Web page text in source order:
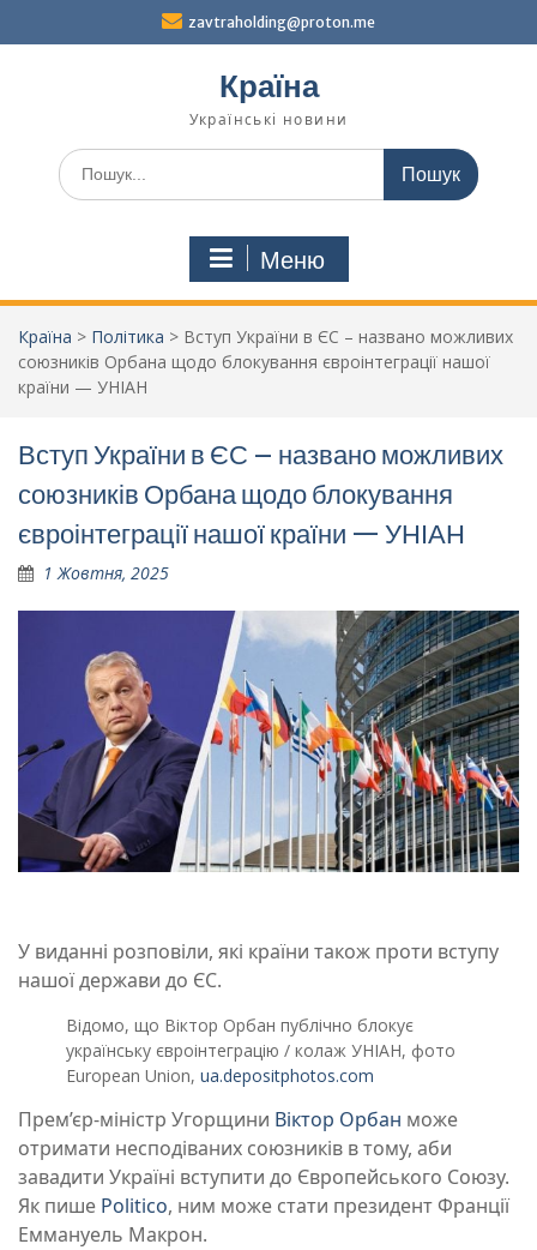
zavtraholding@proton.me
Країна
Українські новини
Шукати:
Меню
Країна > Політика > Вступ України в ЄС – названо можливих
союзників Орбана щодо блокування євроінтеграції нашої
країни — УНІАН
Вступ України в ЄС – названо можливих
союзників Орбана щодо блокування
євроінтеграції нашої країни — УНІАН
1 Жовтня, 2025
У виданні розповіли, які країни також проти вступу
нашої держави до ЄС.
Відомо, що Віктор Орбан публічно блокує
українську євроінтеграцію / колаж УНІАН, фото
European Union, ua.depositphotos.com
Прем’єр-міністр Угорщини Віктор Орбан може
отримати несподіваних союзників в тому, аби
завадити Україні вступити до Європейського Союзу.
Як пише Politico, ним може стати президент Франції
Еммануель Макрон.